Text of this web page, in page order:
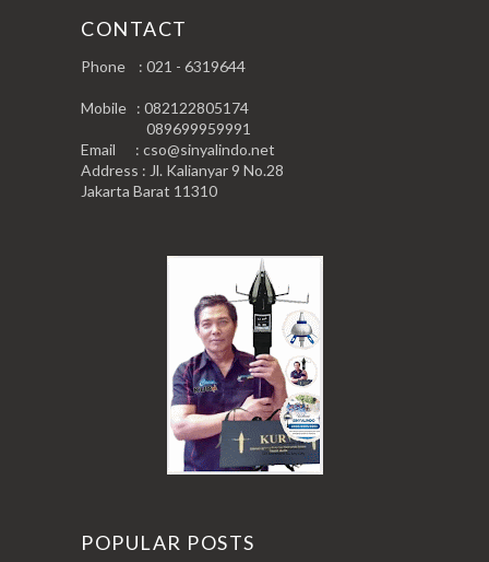
CONTACT
Phone : 021 - 6319644
Mobile : 082122805174
089699959991
Email : cso@sinyalindo.net
Address : Jl. Kalianyar 9 No.28
Jakarta Barat 11310
POPULAR POSTS